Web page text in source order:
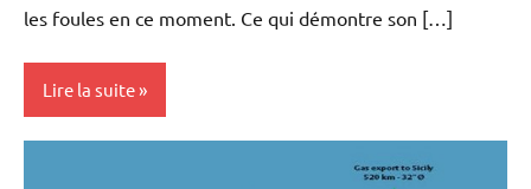
les foules en ce moment. Ce qui démontre son […]
Lire la suite